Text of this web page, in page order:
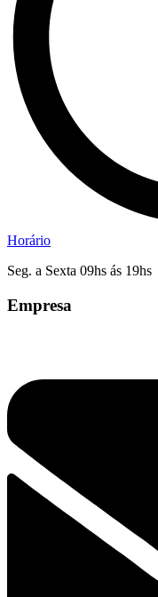
Horário
Seg. a Sexta 09hs ás 19hs
Empresa